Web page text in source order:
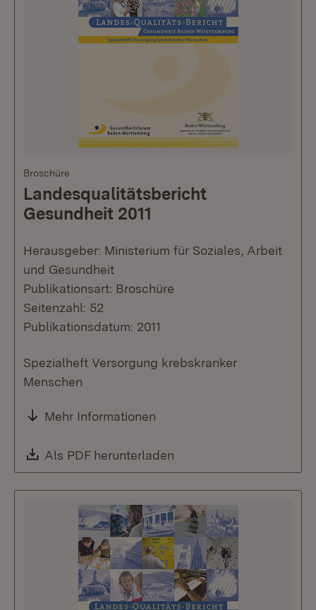
Broschüre
Landesqualitätsbericht
Gesundheit 2011
Herausgeber: Ministerium für Soziales, Arbeit
und Gesundheit
Publikationsart: Broschüre
Seitenzahl: 52
Publikationsdatum: 2011
Spezialheft Versorgung krebskranker
Menschen
Mehr Informationen
Download:
Als PDF herunterladen